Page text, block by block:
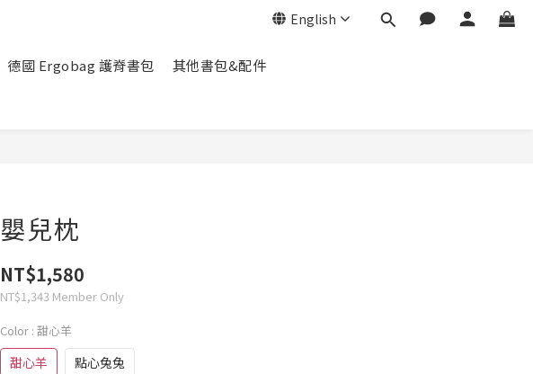
English
德國 Ergobag 護脊書包
其他書包&配件
嬰兒枕
NT$1,580
NT$1,343 Member Only
Color : 甜心羊
甜心羊 點心兔兔